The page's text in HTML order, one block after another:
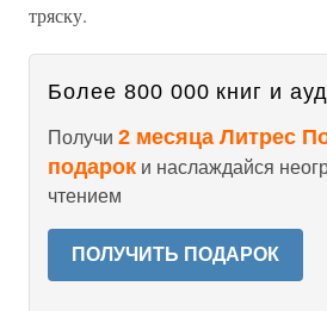
тряску.
Более 800 000 книг и
Получи 2 месяца Литрес
подарок и наслаждайся
чтением
ПОЛУЧИТЬ ПОДАРОК